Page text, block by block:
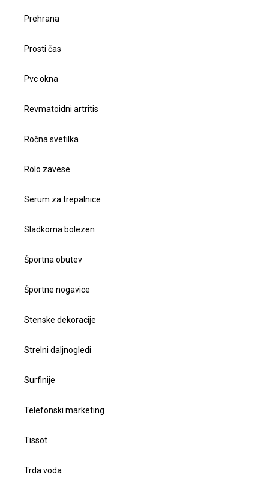
Prehrana
Prosti čas
Pvc okna
Revmatoidni artritis
Ročna svetilka
Rolo zavese
Serum za trepalnice
Sladkorna bolezen
Športna obutev
Športne nogavice
Stenske dekoracije
Strelni daljnogledi
Surfinije
Telefonski marketing
Tissot
Trda voda